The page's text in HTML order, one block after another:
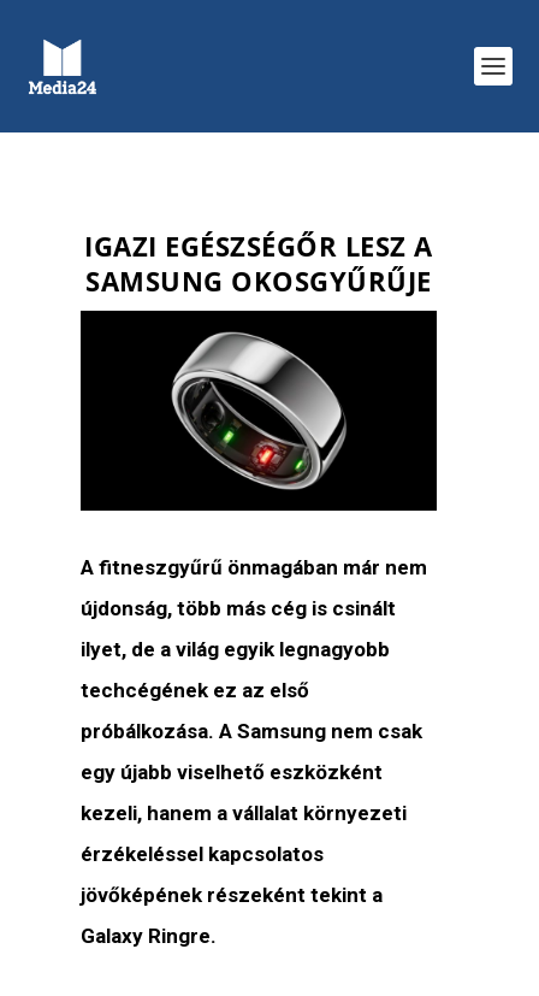
IGAZI EGÉSZSÉGŐR LESZ A
SAMSUNG OKOSGYŰRŰJE
A fitneszgyűrű önmagában már nem
újdonság, több más cég is csinált
ilyet, de a világ egyik legnagyobb
techcégének ez az első
próbálkozása. A Samsung nem csak
egy újabb viselhető eszközként
kezeli, hanem a vállalat környezeti
érzékeléssel kapcsolatos
jövőképének részeként tekint a
Galaxy Ringre.